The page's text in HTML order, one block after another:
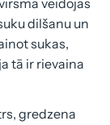
veidojas
dilšanu un
sukas,
tā ir rievaina
gredzena